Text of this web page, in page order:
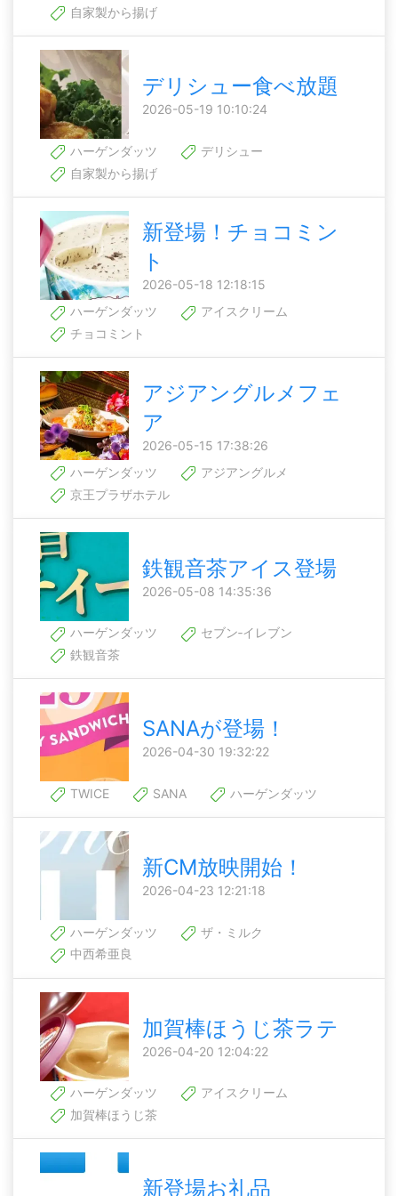
自家製から揚げ
デリシュー食べ放題
2026-05-19 10:10:24
ハーゲンダッツ
デリシュー
自家製から揚げ
新登場！チョコミン
ト
2026-05-18 12:18:15
ハーゲンダッツ
アイスクリーム
チョコミント
アジアングルメフェ
ア
2026-05-15 17:38:26
ハーゲンダッツ
アジアングルメ
京王プラザホテル
鉄観音茶アイス登場
2026-05-08 14:35:36
ハーゲンダッツ
セブン‐イレブン
鉄観音茶
SANAが登場！
2026-04-30 19:32:22
TWICE SANA ハーゲンダッツ
新CM放映開始！
2026-04-23 12:21:18
ハーゲンダッツ
ザ・ミルク
中西希亜良
加賀棒ほうじ茶ラテ
2026-04-20 12:04:22
ハーゲンダッツ
アイスクリーム
加賀棒ほうじ茶
新登場お礼品